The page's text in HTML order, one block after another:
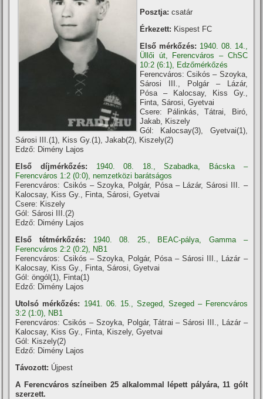
Posztja: csatár
Érkezett: Kispest FC
Első mérkőzés: 1940. 08. 14.,
Üllői út, Ferencváros – ChSC
10:2 (6:1), Edzőmérkőzés
Ferencváros: Csikós – Szoyka,
Sárosi III., Polgár – Lázár,
Pósa – Kalocsay, Kiss Gy.,
Finta, Sárosi, Gyetvai
Csere: Pálinkás, Tátrai, Biró,
Jakab, Kiszely
Gól: Kalocsay(3), Gyetvai(1),
Sárosi III.(1), Kiss Gy.(1), Jakab(2), Kiszely(2)
Edző: Dimény Lajos
Első díjmérkőzés:
1940. 08. 18., Szabadka, Bácska –
Ferencváros 1:2 (0:0), nemzetközi barátságos
Ferencváros: Csikós – Szoyka, Polgár, Pósa – Lázár, Sárosi III. –
Kalocsay, Kiss Gy., Finta, Sárosi, Gyetvai
Csere: Kiszely
Gól: Sárosi III.(2)
Edző: Dimény Lajos
Első tétmérkőzés:
1940. 08. 25., BEAC-pálya, Gamma –
Ferencváros 2:2 (0:2), NB1
Ferencváros: Csikós – Szoyka, Polgár, Pósa – Sárosi III., Lázár –
Kalocsay, Kiss Gy., Finta, Sárosi, Gyetvai
Gól: öngól(1), Finta(1)
Edző: Dimény Lajos
Utolsó mérkőzés: 1941. 06. 15., Szeged, Szeged – Ferencváros
3:2 (1:0), NB1
Ferencváros: Csikós – Szoyka, Polgár, Tátrai – Sárosi III., Lázár –
Kalocsay, Kiss Gy., Finta, Kiszely, Gyetvai
Gól: Kiszely(2)
Edző: Dimény Lajos
Távozott: Újpest
A Ferencváros szí­neiben 25 alkalommal lépett pályára, 11 gólt
szerzett.